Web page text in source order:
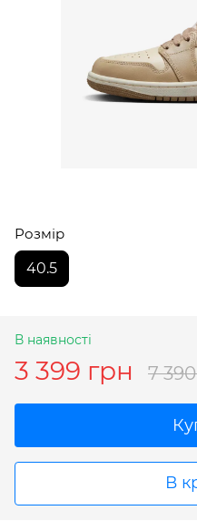
Розмір
40.5
В наявності
3 399 грн 7
В